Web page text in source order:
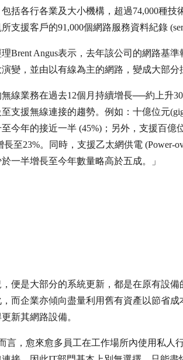
括各行各業及大小機構，超過74,000種技
支援客戶的91,000個網路服務資料紀錄
Angus表示，去年該公司的網路基準
變，並由以有線為主的網路，變成大部分
業務在過去12個月持續增長──約上升
支援無線連接的趨勢。例如：十億位元
今年的接近一半 (45%)；另外，支援百億
至23%。同時，支援乙太網供電 (Power-
一半增長至今年數量略高於五成。」
是大部分的系統更新，都是在原有設備
而企業亦傾向盡量利用舊有資產以節省
新其網路設備。
，愈來愈多員工在工作場所內使用私人